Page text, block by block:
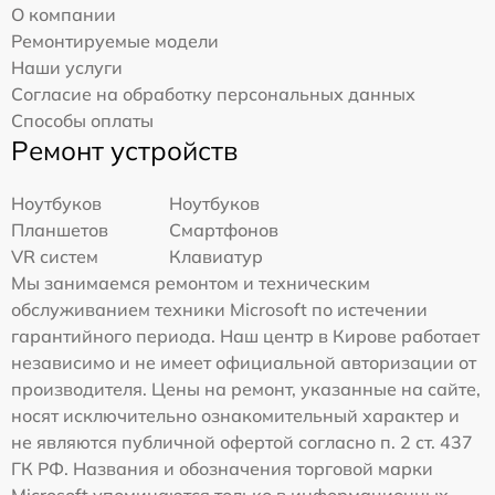
О компании
Ремонтируемые модели
Наши услуги
Согласие на обработку персональных данных
Способы оплаты
Ремонт устройств
Ноутбуков
Ноутбуков
Планшетов
Смартфонов
VR систем
Клавиатур
Мы занимаемся ремонтом и техническим
обслуживанием техники Microsoft по истечении
гарантийного периода. Наш центр в Кирове работает
независимо и не имеет официальной авторизации от
производителя. Цены на ремонт, указанные на сайте,
носят исключительно ознакомительный характер и
не являются публичной офертой согласно п. 2 ст. 437
ГК РФ. Названия и обозначения торговой марки